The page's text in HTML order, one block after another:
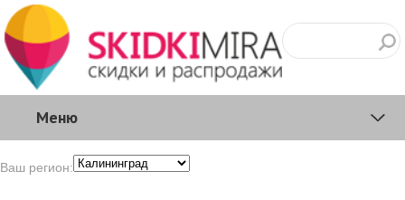
Меню
Ваш регион: